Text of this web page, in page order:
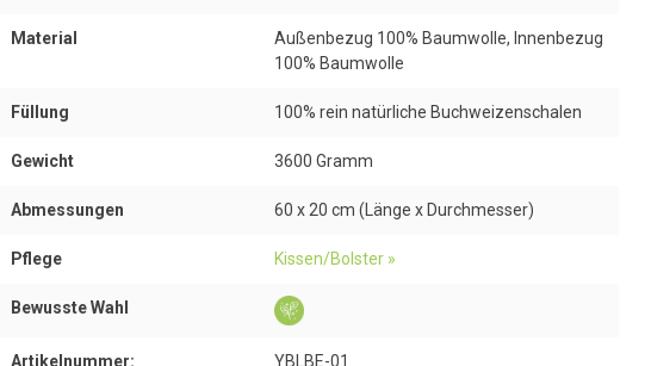
Material
Außenbezug 100% Baumwolle, Innenbezug
100% Baumwolle
Füllung 100% rein natürliche Buchweizenschalen
Gewicht 3600 Gramm
Abmessungen 60 x 20 cm (Länge x Durchmesser)
Pflege Kissen/Bolster »
Bewusste Wahl
Artikelnummer: YBLBE-01